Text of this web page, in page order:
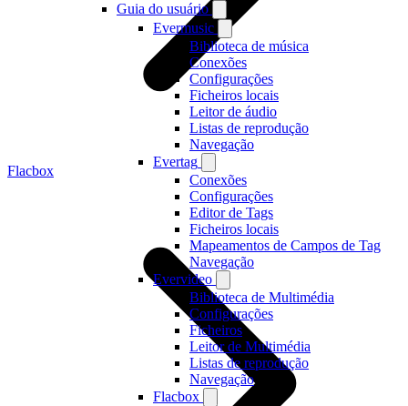
Guia do usuário
Evermusic
Biblioteca de música
Conexões
Configurações
Ficheiros locais
Leitor de áudio
Listas de reprodução
Navegação
Evertag
Conexões
Configurações
Editor de Tags
Ficheiros locais
Mapeamentos de Campos de Tag
Navegação
Evervideo
Biblioteca de Multimédia
Configurações
Ficheiros
Leitor de Multimédia
Listas de reprodução
Navegação
Flacbox
Flacbox